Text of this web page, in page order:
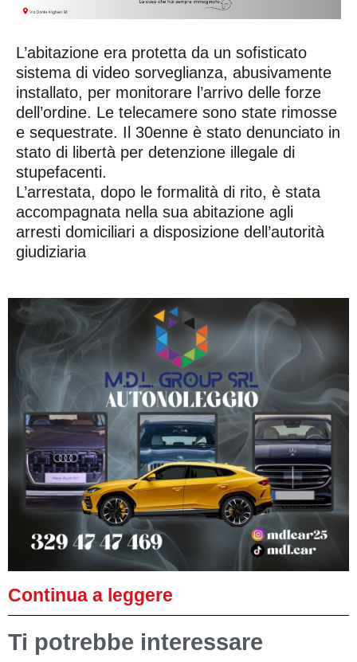
L’abitazione era protetta da un sofisticato
sistema di video sorveglianza, abusivamente
installato, per monitorare l’arrivo delle forze
dell’ordine. Le telecamere sono state rimosse
e sequestrate. Il 30enne è stato denunciato in
stato di libertà per detenzione illegale di
stupefacenti.
L’arrestata, dopo le formalità di rito, è stata
accompagnata nella sua abitazione agli
arresti domiciliari a disposizione dell’autorità
giudiziaria
Continua a leggere
Ti potrebbe interessare